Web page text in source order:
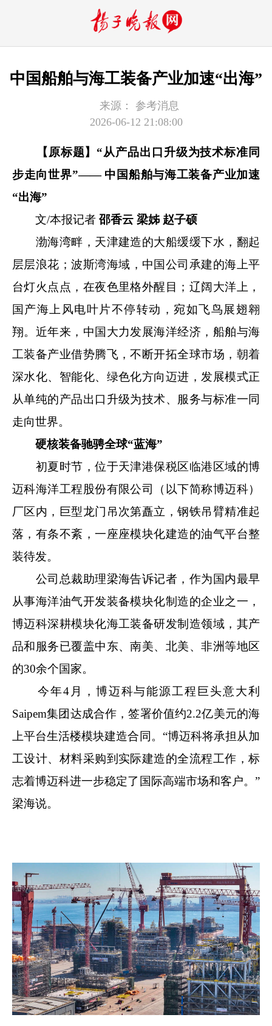
中国船舶与海工装备产业加速“出海”
来源：
参考消息
2026-06-12 21:08:00
【原标题】“从产品出口升级为技术标准同
步走向世界”—— 中国船舶与海工装备产业加速
“出海”
文/本报记者 邵香云 梁姊 赵子硕
渤海湾畔，天津建造的大船缓缓下水，翻起
层层浪花；波斯湾海域，中国公司承建的海上平
台灯火点点，在夜色里格外醒目；辽阔大洋上，
国产海上风电叶片不停转动，宛如飞鸟展翅翱
翔。近年来，中国大力发展海洋经济，船舶与海
工装备产业借势腾飞，不断开拓全球市场，朝着
深水化、智能化、绿色化方向迈进，发展模式正
从单纯的产品出口升级为技术、服务与标准一同
走向世界。
硬核装备驰骋全球“蓝海”
初夏时节，位于天津港保税区临港区域的博
迈科海洋工程股份有限公司（以下简称博迈科）
厂区内，巨型龙门吊次第矗立，钢铁吊臂精准起
落，有条不紊，一座座模块化建造的油气平台整
装待发。
公司总裁助理梁海告诉记者，作为国内最早
从事海洋油气开发装备模块化制造的企业之一，
博迈科深耕模块化海工装备研发制造领域，其产
品和服务已覆盖中东、南美、北美、非洲等地区
的30余个国家。
今年4月，博迈科与能源工程巨头意大利
Saipem集团达成合作，签署价值约2.2亿美元的海
上平台生活楼模块建造合同。“博迈科将承担从加
工设计、材料采购到实际建造的全流程工作，标
志着博迈科进一步稳定了国际高端市场和客户。”
梁海说。